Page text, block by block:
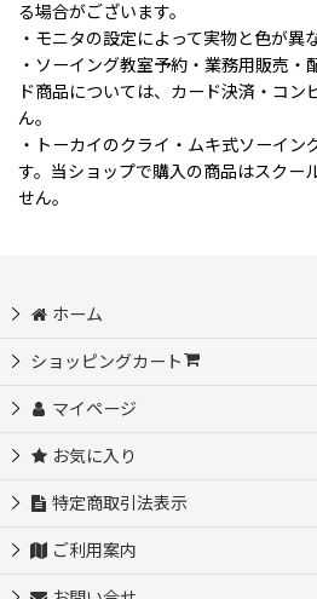
る場合がございます。
・モニタの設定によって実物と色が異
・ソーイング教室予約・業務用販売・
ド商品については、カード決済・コン
ん。
・トーカイのクライ・ムキ式ソーイン
す。当ショップで購入の商品はスクー
せん。
ホーム
ショッピングカート
マイページ
お気に入り
特定商取引法表示
ご利用案内